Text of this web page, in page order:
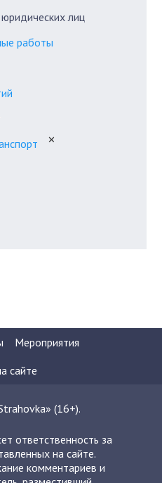
лиц
работы
✕
Мероприятия
сайте
(16+).
ответственность за
на сайте.
комментариев и